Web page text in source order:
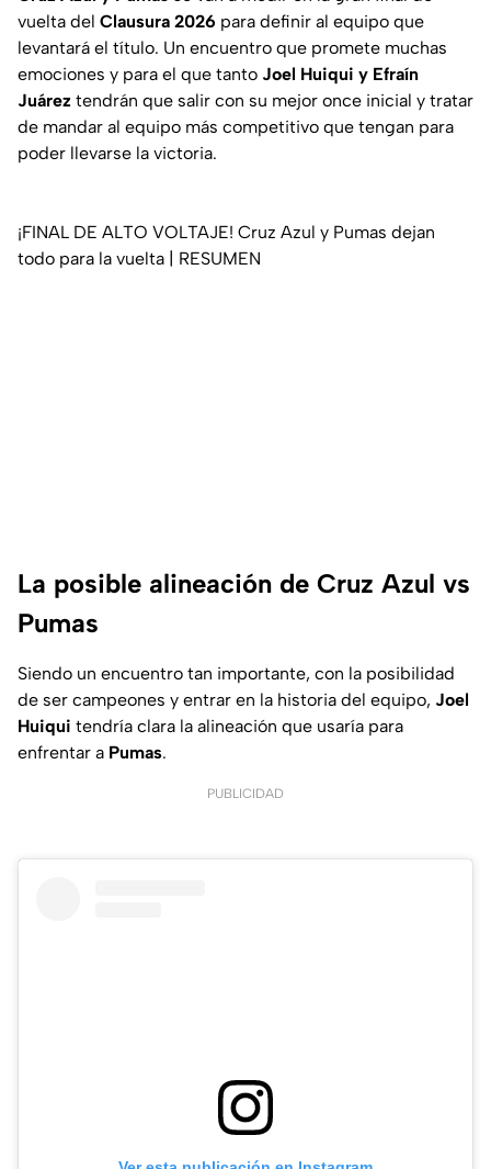
vuelta del Clausura 2026 para definir al equipo que
levantará el título. Un encuentro que promete muchas
emociones y para el que tanto Joel Huiqui y Efraín
Juárez tendrán que salir con su mejor once inicial y tratar
de mandar al equipo más competitivo que tengan para
poder llevarse la victoria.
¡FINAL DE ALTO VOLTAJE! Cruz Azul y Pumas dejan
todo para la vuelta | RESUMEN
La posible alineación de Cruz Azul vs
Pumas
Siendo un encuentro tan importante, con la posibilidad
de ser campeones y entrar en la historia del equipo, Joel
Huiqui tendría clara la alineación que usaría para
enfrentar a Pumas.
PUBLICIDAD